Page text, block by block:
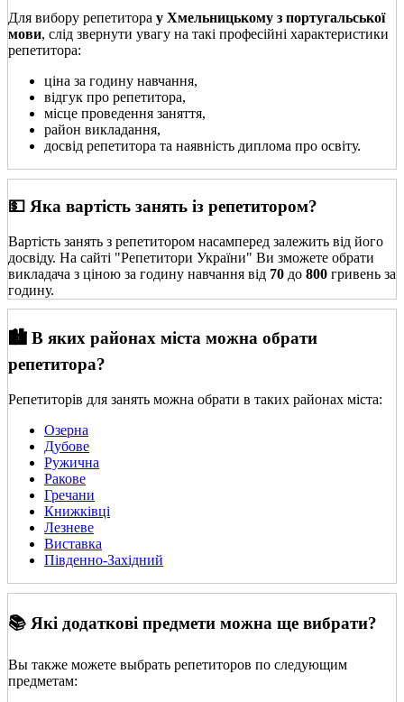
Для вибору репетитора у Хмельницькому з португальської
мови, слід звернути увагу на такі професійні характеристики
репетитора:
ціна за годину навчання,
відгук про репетитора,
місце проведення заняття,
район викладання,
досвід репетитора та наявність диплома про освіту.
💵 Яка вартість занять із репетитором?
Вартість занять з репетитором насамперед залежить від його
досвіду. На сайті "Репетитори України" Ви зможете обрати
викладача з ціною за годину навчання від 70 до 800 гривень за
годину.
🏙️ В яких районах міста можна обрати
репетитора?
Репетиторів для занять можна обрати в таких районах міста:
Озерна
Дубове
Ружична
Ракове
Гречани
Книжківці
Лезневе
Виставка
Південно-Західний
📚 Які додаткові предмети можна ще вибрати?
Вы также можете выбрать репетиторов по следующим
предметам: